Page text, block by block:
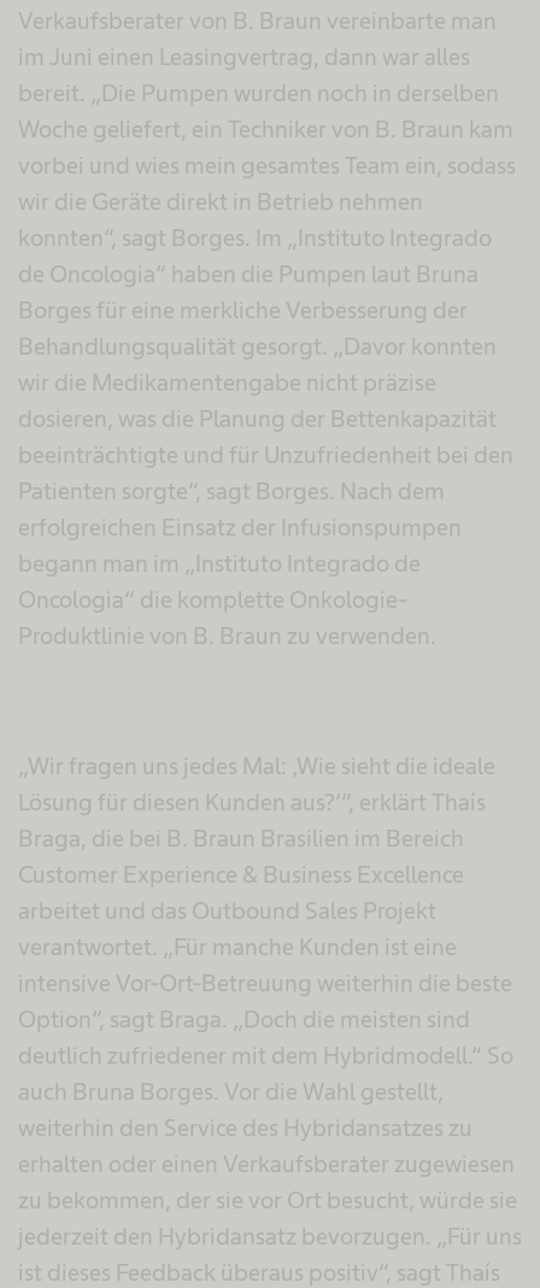
Verkaufsberater von B. Braun vereinbarte man
im Juni einen Leasingvertrag, dann war alles
bereit. „Die Pumpen wurden noch in derselben
Woche geliefert, ein Techniker von B. Braun kam
vorbei und wies mein gesamtes Team ein, sodass
wir die Geräte direkt in Betrieb nehmen
konnten“, sagt Borges. Im „Instituto Integrado
de Oncologia“ haben die Pumpen laut Bruna
Borges für eine merkliche Verbesserung der
Behandlungsqualität gesorgt. „Davor konnten
wir die Medikamentengabe nicht präzise
dosieren, was die Planung der Bettenkapazität
beeinträchtigte und für Unzufriedenheit bei den
Patienten sorgte“, sagt Borges. Nach dem
erfolgreichen Einsatz der Infusionspumpen
begann man im „Instituto Integrado de
Oncologia“ die komplette Onkologie-
Produktlinie von B. Braun zu verwenden.
„Wir fragen uns jedes Mal: ‚Wie sieht die ideale
Lösung für diesen Kunden aus?‘“, erklärt Thaís
Braga, die bei B. Braun Brasilien im Bereich
Customer Experience & Business Excellence
arbeitet und das Outbound Sales Projekt
verantwortet. „Für manche Kunden ist eine
intensive Vor-Ort-Betreuung weiterhin die beste
Option“, sagt Braga. „Doch die meisten sind
deutlich zufriedener mit dem Hybridmodell.“ So
auch Bruna Borges. Vor die Wahl gestellt,
weiterhin den Service des Hybridansatzes zu
erhalten oder einen Verkaufsberater zugewiesen
zu bekommen, der sie vor Ort besucht, würde sie
jederzeit den Hybridansatz bevorzugen. „Für uns
ist dieses Feedback überaus positiv“, sagt Thaís